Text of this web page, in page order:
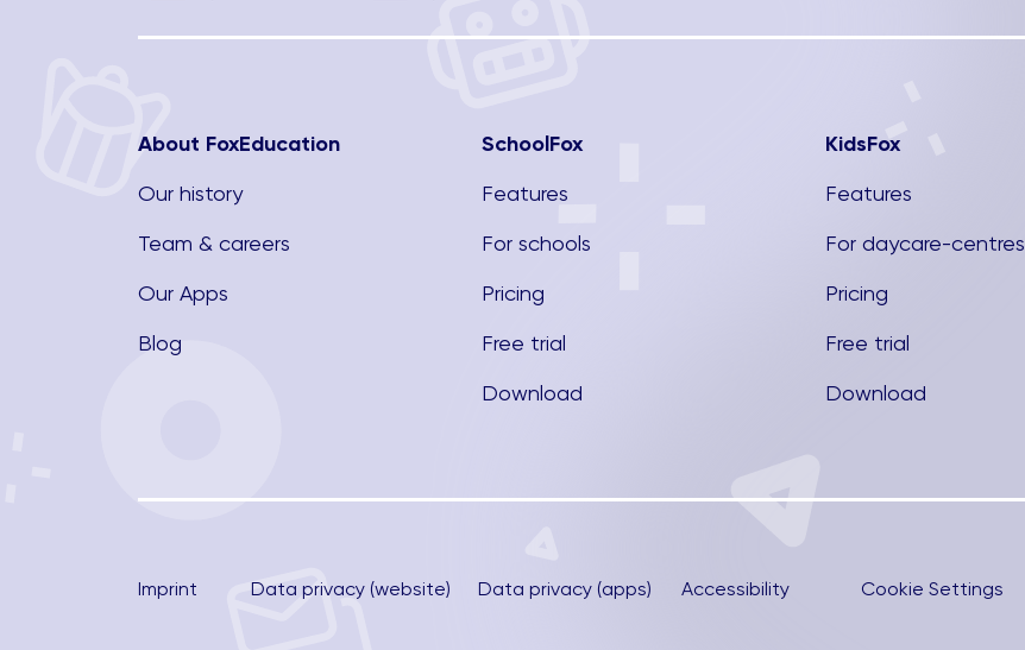
About FoxEducation
Our history
Team & careers
Our Apps
Blog
SchoolFox
Features
For schools
Pricing
Free trial
Download
KidsFox
Features
For daycare-centres
Pricing
Free trial
Download
Imprint Data privacy (website) Data privacy (apps) Accessibility Cookie Settings